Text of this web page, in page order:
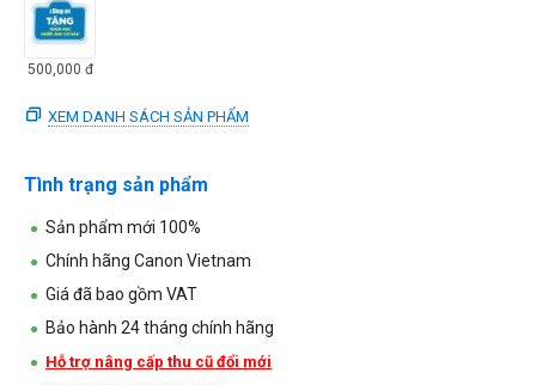
500,000 đ
XEM DANH SÁCH SẢN PHẨM
Tình trạng sản phẩm
Sản phẩm mới 100%
Chính hãng Canon Vietnam
Giá đã bao gồm VAT
Bảo hành 24 tháng chính hãng
Hỗ trợ nâng cấp thu cũ đổi mới